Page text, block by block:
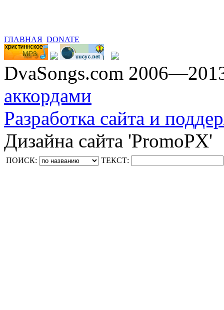
ГЛАВНАЯ DONATE
DvaSongs.com
аккордами
Разработка сайта и
Дизайна сайта 'PromoPX'
ПОИСК: ТЕКСТ: